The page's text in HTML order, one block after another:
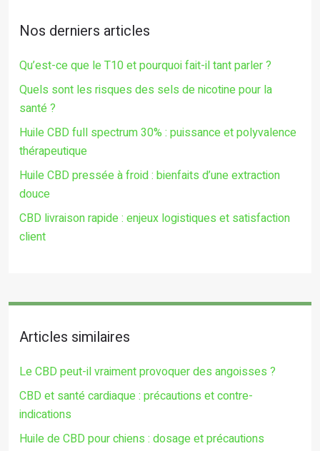
Nos derniers articles
Qu’est-ce que le T10 et pourquoi fait-il tant parler ?
Quels sont les risques des sels de nicotine pour la
santé ?
Huile CBD full spectrum 30% : puissance et polyvalence
thérapeutique
Huile CBD pressée à froid : bienfaits d’une extraction
douce
CBD livraison rapide : enjeux logistiques et satisfaction
client
Articles similaires
Le CBD peut-il vraiment provoquer des angoisses ?
CBD et santé cardiaque : précautions et contre-
indications
Huile de CBD pour chiens : dosage et précautions